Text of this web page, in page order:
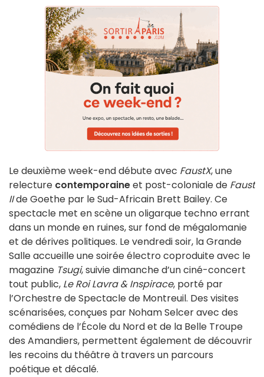
Le deuxième week-end débute avec FaustX, une
relecture contemporaineet post-coloniale de Faust
IIde Goethe par le Sud-Africain Brett Bailey. Ce
spectacle met en scène un oligarque techno errant
dans un monde en ruines, sur fond de mégalomanie
et de dérives politiques. Le vendredi soir, la Grande
Salle accueille une soirée électro coproduite avec le
magazine Tsugi, suivie dimanche d’un ciné-concert
tout public, Le Roi Lavra & Inspirace, porté par
l’Orchestre de Spectacle de Montreuil. Des visites
scénarisées, conçues par Noham Selcer avec des
comédiens de l’École du Nord et de la Belle Troupe
des Amandiers, permettent également de découvrir
les recoins du théâtre à travers un parcours
poétique et décalé.